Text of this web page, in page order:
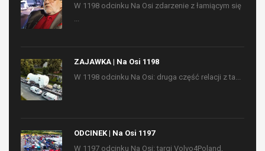
W 1198 odcinku Na Osi zdarzenie z łamiącym się
ZAJAWKA | Na Osi 1198
W 1198 odcinku Na Osi: druga część relacji z ta...
ODCINEK | Na Osi 1197
W 1197 odcinku Na Osi: targi Volvo4Poland,